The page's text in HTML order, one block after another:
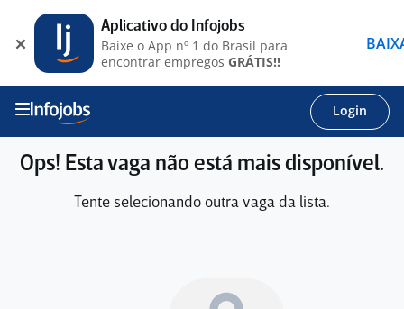
Login
Ops! Esta vaga não está mais disponível.
Tente selecionando outra vaga da lista.
Aplicativo do Infojobs
Baixe o App nº 1 do Brasil para
encontrar empregos GRÁTIS!!